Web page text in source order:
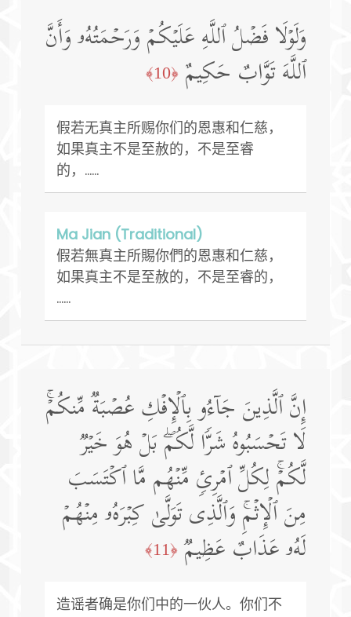
وَلَوۡلَا فَضۡلُ ٱللَّهِ عَلَیۡكُمۡ وَرَحۡمَتُهُۥ وَأَنَّ
ٱللَّهَ تَوَّابٌ حَكِیمٌ ﴿10﴾
假若无真主所赐你们的恩惠和仁慈，
如果真主不是至赦的，不是至睿
的，......
Ma Jian (Traditional)
假若無真主所賜你們的恩惠和仁慈，
如果真主不是至赦的，不是至睿的，
……
إِنَّ ٱلَّذِینَ جَاۤءُو بِٱلۡإِفۡكِ عُصۡبَةࣱ مِّنكُمۡۚ
لَا تَحۡسَبُوهُ شَرࣰّا لَّكُمۖ بَلۡ هُوَ خَیۡرࣱ
لَّكُمۡۚ لِكُلِّ ٱمۡرِئࣲ مِّنۡهُم مَّا ٱكۡتَسَبَ
مِنَ ٱلۡإِثۡمِۚ وَٱلَّذِی تَوَلَّىٰ كِبۡرَهُۥ مِنۡهُمۡ
لَهُۥ عَذَابٌ عَظِیمࣱ ﴿11﴾
造谣者确是你们中的一伙人。你们不